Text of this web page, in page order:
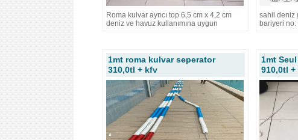
Roma kulvar ayrıcı top 6,5 cm x 4,2 cm
deniz ve havuz kullanımına uygun
sahil deniz
bariyeri no:
1mt roma kulvar seperator
310,0tl + kfv
1mt
910,0tl